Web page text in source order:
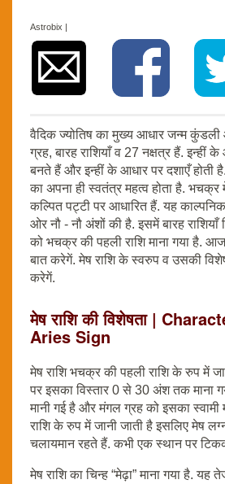
Astrobix |
वैदिक ज्योतिष का मुख्य आधार जन्म
ग्रह, बारह राशियाँ व 27 नक्षत्र हैं. इन्हीं
बनते हैं और इन्हीं के आधार पर दशाएँ होती है.
का अपना ही स्वतंत्र महत्व होता है. भचक्र
कल्पित पट्टी पर आधारित हैं. यह
ओर नौ - नौ अंशों की है. इसमें बारह राशियाँ
को भचक्र की पहली राशि माना गया है.
बात करेगें. मेष राशि के स्वरुप व उसकी
करेगें.
मेष राशि की विशेषता |
Aries Sign
मेष राशि भचक्र की पहली राशि के रुप में
पर इसका विस्तार 0 से 30 अंश तक माना
मानी गई है और मंगल ग्रह को इसका स्वामी
राशि के रुप में जानी जाती है इसलिए मेष
चलायमान रहते हैं. कभी एक स्थान पर
मेष राशि का चिन्ह “मेढ़ा” माना गया है. यह